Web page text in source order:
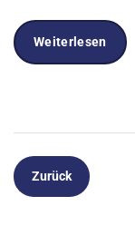
Weiterlesen
Zurück